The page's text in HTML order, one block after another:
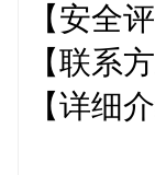
【安
【联
【详细
听说